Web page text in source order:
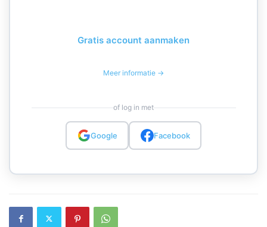
Gratis account aanmaken
Meer informatie →
of log in met
Google Facebook